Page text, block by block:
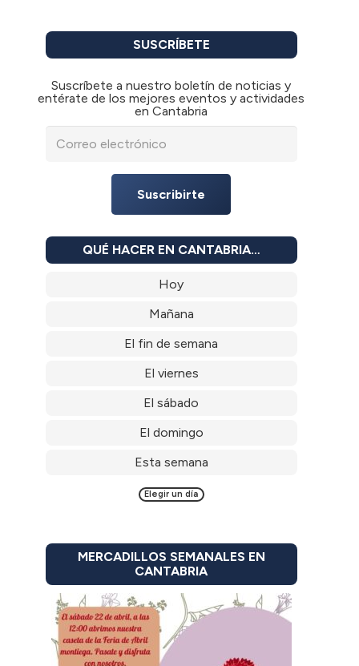
SUSCRÍBETE
Suscríbete a nuestro boletín de noticias y
entérate de los mejores eventos y actividades
en Cantabria
Suscribirte
QUÉ HACER EN CANTABRIA…
Hoy
Mañana
El fin de semana
El viernes
El sábado
El domingo
Esta semana
Elegir un día
MERCADILLOS SEMANALES EN
CANTABRIA